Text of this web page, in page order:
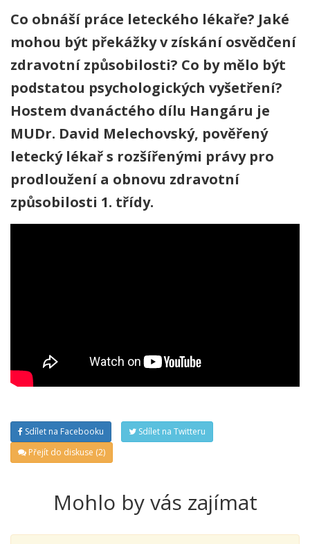
Co obnáší práce leteckého lékaře? Jaké
mohou být překážky v získání osvědčení
zdravotní způsobilosti? Co by mělo být
podstatou psychologických vyšetření?
Hostem dvanáctého dílu Hangáru je
MUDr. David Melechovský, pověřený
letecký lékař s rozšířenými právy pro
prodloužení a obnovu zdravotní
způsobilosti 1. třídy.
Sdílet na Facebooku
Sdílet na Twitteru
Přejít do diskuse (2)
Mohlo by vás zajímat